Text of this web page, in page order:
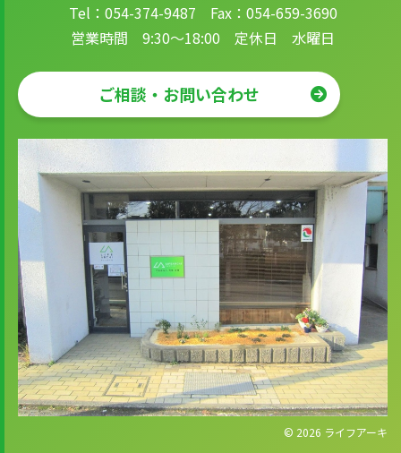
Tel：054-374-9487 Fax：054-659-3690
営業時間 9:30～18:00 定休日 水曜日
ご相談・お問い合わせ
© 2026 ライフアーキ